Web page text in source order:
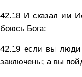
42.18 И сказал им
боюсь Бога:
42.19 если вы люди
заключены; а вы